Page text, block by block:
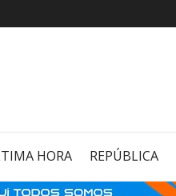
HORA REPÚBLICA